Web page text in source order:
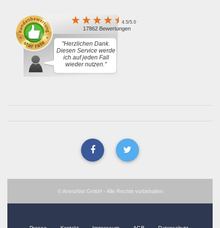
4.5/5.0
17862 Bewertungen
"Herzlichen Dank.
Diesen Service werde
ich auf jeden Fall
wieder nutzen."
© ArenoNet GmbH - Alle Rechte vorbehalten